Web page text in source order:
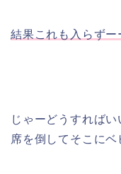
結果これも入らず
じゃーどうすれば
席を倒してそこにベ